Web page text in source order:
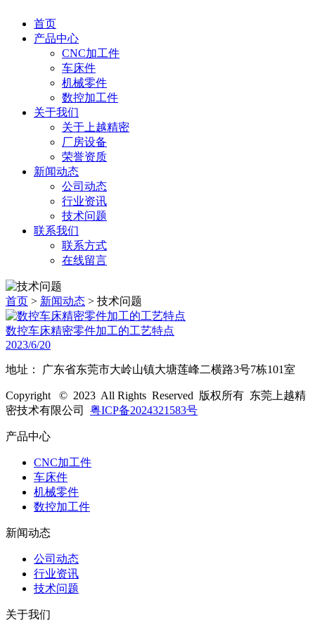
首页
产品中心
CNC加工件
车床件
机械零件
数控加工件
关于我们
关于上越精密
厂房设备
荣誉资质
新闻动态
公司动态
行业资讯
技术问题
联系我们
联系方式
在线留言
首页 > 新闻动态 > 技术问题
数控车床精密零件加工的工艺特点
2023/6/20
地址： 广东省东莞市大岭山镇大塘莲峰二横路3号7栋101室
Copyright © 2023 All Rights Reserved 版权所有 东莞上越精
密技术有限公司 粤ICP备2024321583号
产品中心
CNC加工件
车床件
机械零件
数控加工件
新闻动态
公司动态
行业资讯
技术问题
关于我们